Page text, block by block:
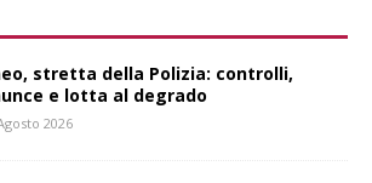
stretta della Polizia: controlli,
e lotta al degrado
2026